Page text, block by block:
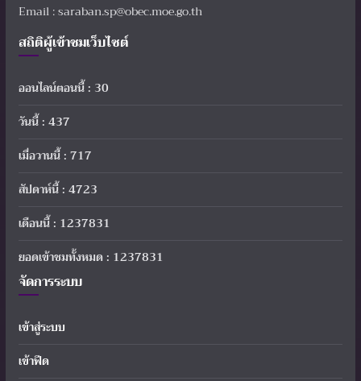
Email : saraban.sp@obec.moe.go.th
สถิติผู้เข้าชมเว็บไซต์
ออนไลน์ตอนนี้ : 30
วันนี้ : 437
เมื่อวานนี้ : 717
สัปดาห์นี้ : 4723
เดือนนี้ : 1237831
ยอดเข้าชมทั้งหมด : 1237831
จัดการระบบ
เข้าสู่ระบบ
เข้าฟีด